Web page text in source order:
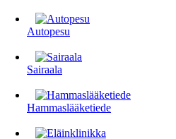
Autopesu
Sairaala
Hammaslääketiede